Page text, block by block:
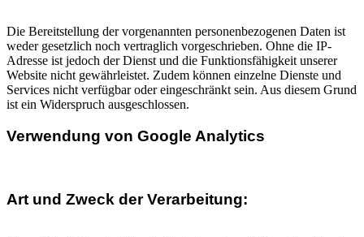
Die Bereitstellung der vorgenannten personenbezogenen Daten ist
weder gesetzlich noch vertraglich vorgeschrieben. Ohne die IP-
Adresse ist jedoch der Dienst und die Funktionsfähigkeit unserer
Website nicht gewährleistet. Zudem können einzelne Dienste und
Services nicht verfügbar oder eingeschränkt sein. Aus diesem Grund
ist ein Widerspruch ausgeschlossen.
Verwendung von Google Analytics
Art und Zweck der Verarbeitung: